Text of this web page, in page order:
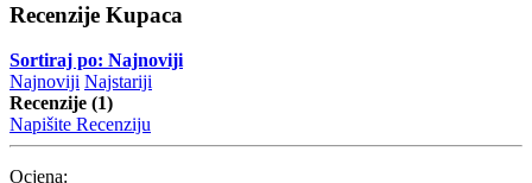
Recenzije Kupaca
Sortiraj po: Najnoviji
Najnoviji Najstariji
Recenzije (1)
Napišite Recenziju
Ocjena: